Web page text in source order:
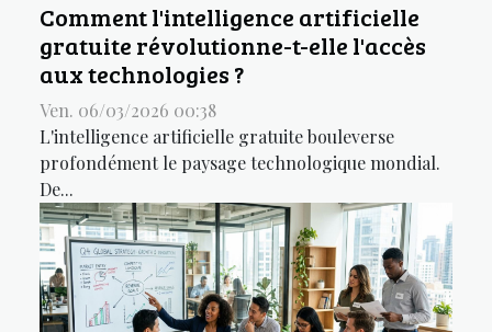
Comment l'intelligence artificielle
gratuite révolutionne-t-elle l'accès
aux technologies ?
Ven. 06/03/2026 00:38
L'intelligence artificielle gratuite bouleverse
profondément le paysage technologique mondial.
De...